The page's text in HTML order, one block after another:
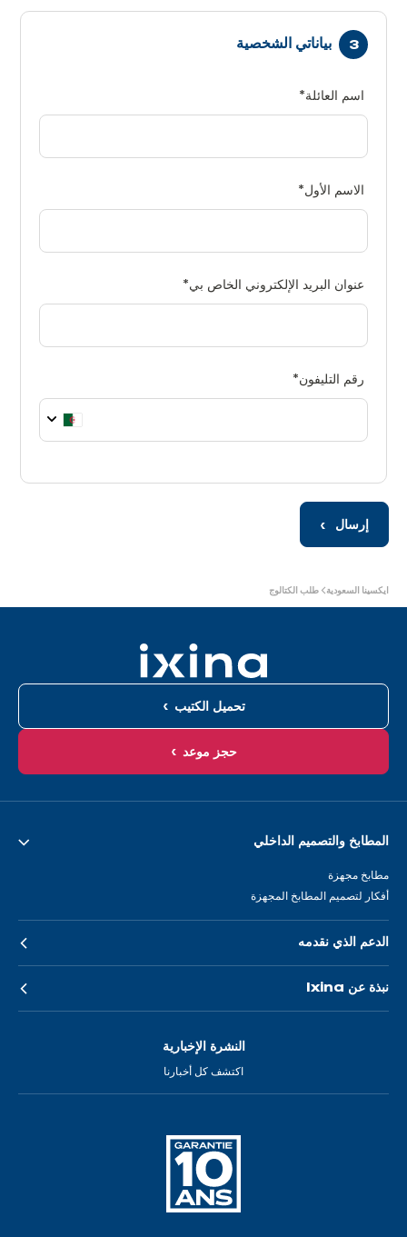
بياناتي الشخصية
اسم العائلة*
الاسم الأول*
عنوان البريد الإلكتروني الخاص بي*
رقم التليفون*
إرسال
أنت
هنا:
ايكسينا السعودية طلب الكتالوج
تحميل الكتيب
حجز موعد
المطابخ والتصميم الداخلي
مطابخ مجهزة
أفكار لتصميم المطابخ المجهزة
الدعم الذي نقدمه
نبذة عن Ixina
النشرة الإخبارية
اكتشف كل أخبارنا